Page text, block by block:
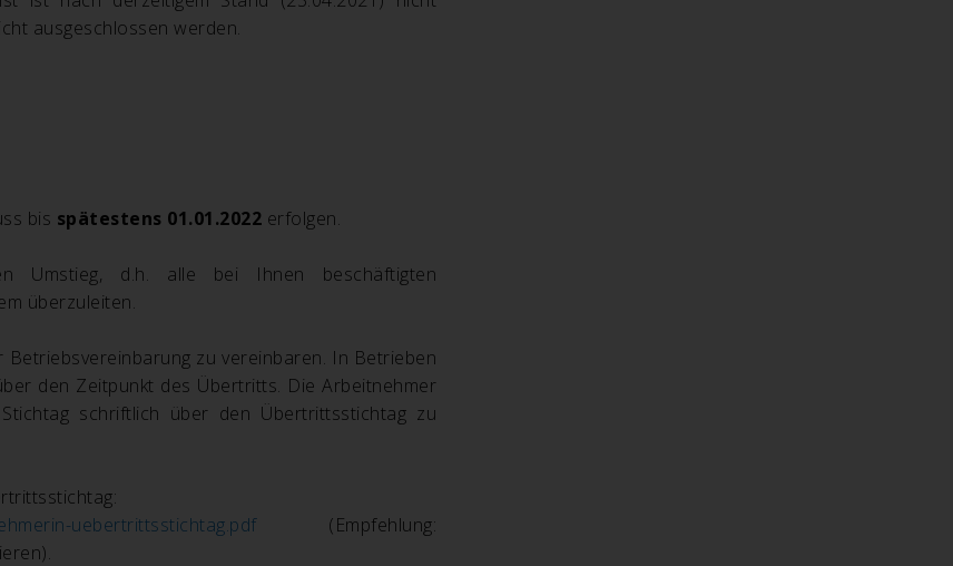
ausgeschlossen werden.
bis spätestens 01.01.2022 erfolgen.
Umstieg, d.h. alle bei Ihnen beschäftigten
überzuleiten.
Betriebsvereinbarung zu vereinbaren. In Betrieben
den Zeitpunkt des Übertritts. Die Arbeitnehmer
schriftlich über den Übertrittsstichtag zu
uebertrittsstichtag.pdf(Empfehlung: